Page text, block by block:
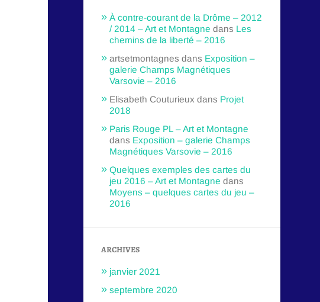
À contre-courant de la Drôme – 2012
/ 2014 – Art et Montagne dans Les
chemins de la liberté – 2016
artsetmontagnes dans Exposition –
galerie Champs Magnétiques
Varsovie – 2016
Elisabeth Couturieux dans Projet
2018
Paris Rouge PL – Art et Montagne
dans Exposition – galerie Champs
Magnétiques Varsovie – 2016
Quelques exemples des cartes du
jeu 2016 – Art et Montagne dans
Moyens – quelques cartes du jeu –
2016
ARCHIVES
janvier 2021
septembre 2020